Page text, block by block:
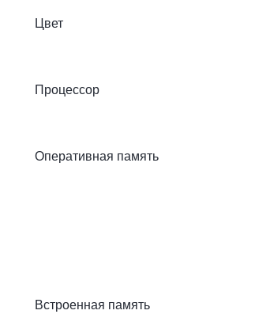
Цвет
Процессор
Оперативная память
Встроенная память